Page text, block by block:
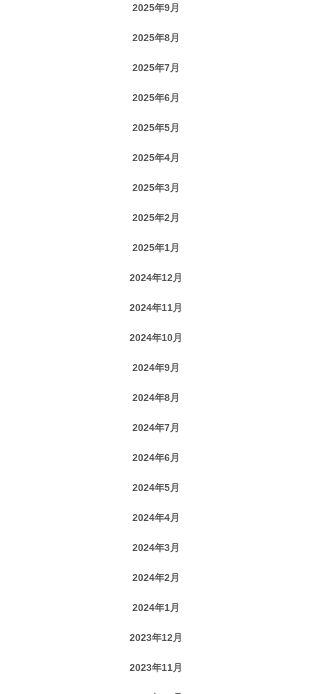
2025年9月
2025年8月
2025年7月
2025年6月
2025年5月
2025年4月
2025年3月
2025年2月
2025年1月
2024年12月
2024年11月
2024年10月
2024年9月
2024年8月
2024年7月
2024年6月
2024年5月
2024年4月
2024年3月
2024年2月
2024年1月
2023年12月
2023年11月